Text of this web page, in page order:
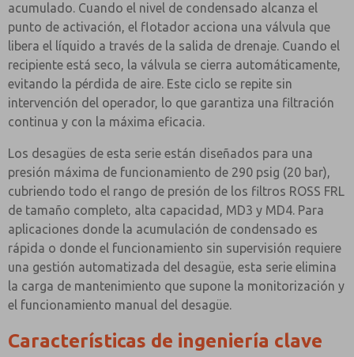
acumulado. Cuando el nivel de condensado alcanza el
punto de activación, el flotador acciona una válvula que
libera el líquido a través de la salida de drenaje. Cuando el
recipiente está seco, la válvula se cierra automáticamente,
evitando la pérdida de aire. Este ciclo se repite sin
intervención del operador, lo que garantiza una filtración
continua y con la máxima eficacia.
Los desagües de esta serie están diseñados para una
presión máxima de funcionamiento de 290 psig (20 bar),
cubriendo todo el rango de presión de los filtros ROSS FRL
de tamaño completo, alta capacidad, MD3 y MD4. Para
aplicaciones donde la acumulación de condensado es
rápida o donde el funcionamiento sin supervisión requiere
una gestión automatizada del desagüe, esta serie elimina
la carga de mantenimiento que supone la monitorización y
el funcionamiento manual del desagüe.
Características de ingeniería clave